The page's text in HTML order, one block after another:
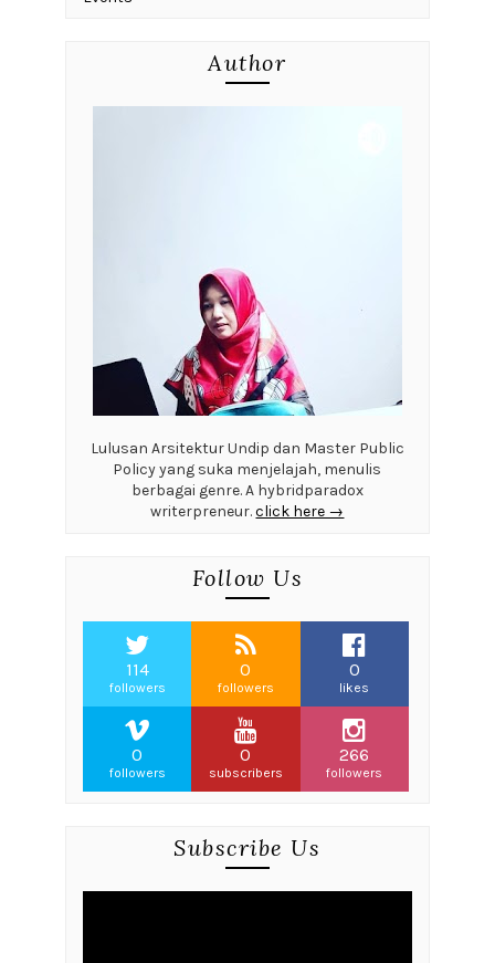
Author
Lulusan Arsitektur Undip dan Master Public
Policy yang suka menjelajah, menulis
berbagai genre. A hybridparadox
writerpreneur.click here →
Follow Us
114
followers
0
followers
0
likes
0
followers
0
subscribers
266
followers
Subscribe Us